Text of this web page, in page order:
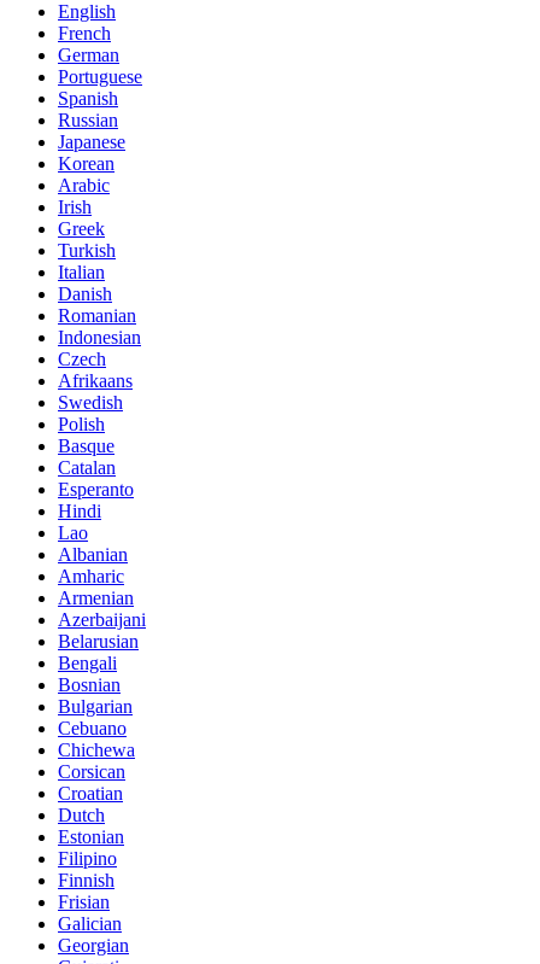
English
French
German
Portuguese
Spanish
Russian
Japanese
Korean
Arabic
Irish
Greek
Turkish
Italian
Danish
Romanian
Indonesian
Czech
Afrikaans
Swedish
Polish
Basque
Catalan
Esperanto
Hindi
Lao
Albanian
Amharic
Armenian
Azerbaijani
Belarusian
Bengali
Bosnian
Bulgarian
Cebuano
Chichewa
Corsican
Croatian
Dutch
Estonian
Filipino
Finnish
Frisian
Galician
Georgian